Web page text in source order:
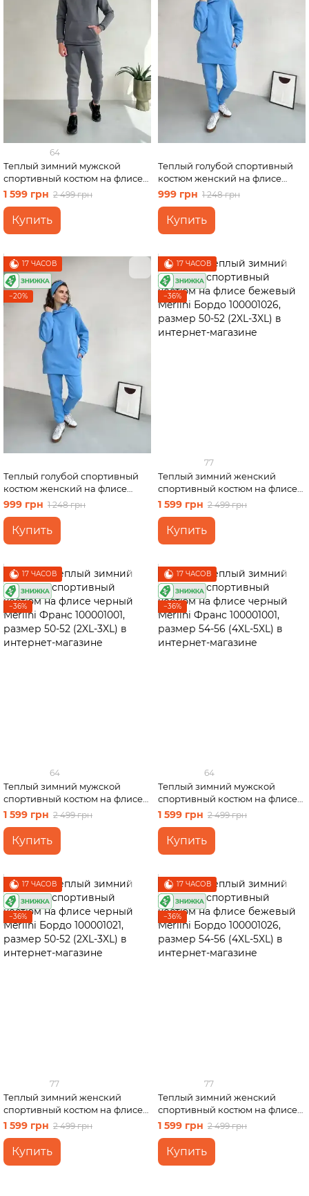
64
Теплый зимний мужской
спортивный костюм на флисе
серый Merlini Франс
100001003, размер 50-52 (2XL-
3XL)
1 599 грн 2 499 грн
Купить
Теплый голубой спортивный
костюм женский на флисе
двойка: худи, спортивные
штаны Брианца 100000182,
размер 50-52
999 грн 1 248 грн
Купить
17 ЧАСОВ
−20%
Теплый голубой спортивный
костюм женский на флисе
двойка: худи, спортивные
штаны Брианца 100000182,
размер 54-56
999 грн 1 248 грн
Купить
17 ЧАСОВ
−36%
77
Теплый зимний женский
спортивный костюм на флисе
бежевый Merlini Бордо
100001026, размер 50-52 (2XL-
3XL)
1 599 грн 2 499 грн
Купить
17 ЧАСОВ
−36%
64
Теплый зимний мужской
спортивный костюм на флисе
черный Merlini Франс
100001001, размер 50-52 (2XL-
3XL)
1 599 грн 2 499 грн
Купить
17 ЧАСОВ
−36%
64
Теплый зимний мужской
спортивный костюм на флисе
черный Merlini Франс
100001001, размер 54-56 (4XL-
5XL)
1 599 грн 2 499 грн
Купить
17 ЧАСОВ
−36%
77
Теплый зимний женский
спортивный костюм на флисе
черный Merlini Бордо
100001021, размер 50-52 (2XL-
3XL)
1 599 грн 2 499 грн
Купить
17 ЧАСОВ
−36%
77
Теплый зимний женский
спортивный костюм на флисе
бежевый Merlini Бордо
100001026, размер 54-56 (4XL-
5XL)
1 599 грн 2 499 грн
Купить